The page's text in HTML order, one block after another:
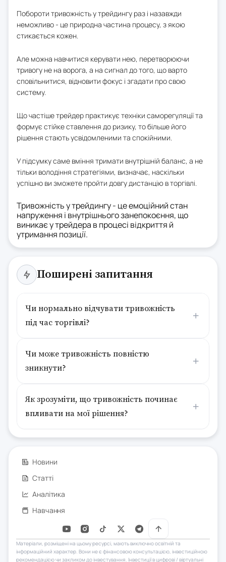
Побороти тривожність у трейдингу раз і назавжди
неможливо - це природна частина процесу, з якою
стикається кожен.
Але можна навчитися керувати нею, перетворюючи
тривогу не на ворога, а на сигнал до того, що варто
сповільнитися, відновити фокус і згадати про свою
систему.
Що частіше трейдер практикує техніки саморегуляції та
формує стійке ставлення до ризику, то більше його
рішення стають усвідомленими та спокійними.
У підсумку саме вміння тримати внутрішній баланс, а не
тільки володіння стратегіями, визначає, наскільки
успішно ви зможете пройти довгу дистанцію в торгівлі.
Тривожність у трейдингу - це емоційний стан
напруження і внутрішнього занепокоєння, що
виникає у трейдера в процесі відкриття й
утримання позиції.
Поширені запитання
Чи нормально відчувати тривожність
під час торгівлі?
Чи може тривожність повністю
зникнути?
Як зрозуміти, що тривожність починає
впливати на мої рішення?
Новини
Статті
Аналітика
Навчання
Матеріали, розміщені на цьому ресурсі, мають виключно освітній та
інформаційний характер. Вони не є фінансовою консультацією, інвестиційною
рекомендацією чи закликом до інвестування. Інвестиції в цифрові / віртуальні